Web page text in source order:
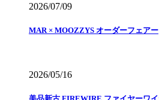
2026/07/09
MAR × MOOZZYS オーダーフェアー
2026/05/16